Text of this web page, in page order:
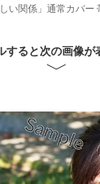
い関係」通常カバー
すると次の画像が